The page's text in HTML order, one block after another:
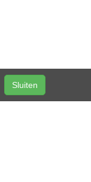
Sluiten